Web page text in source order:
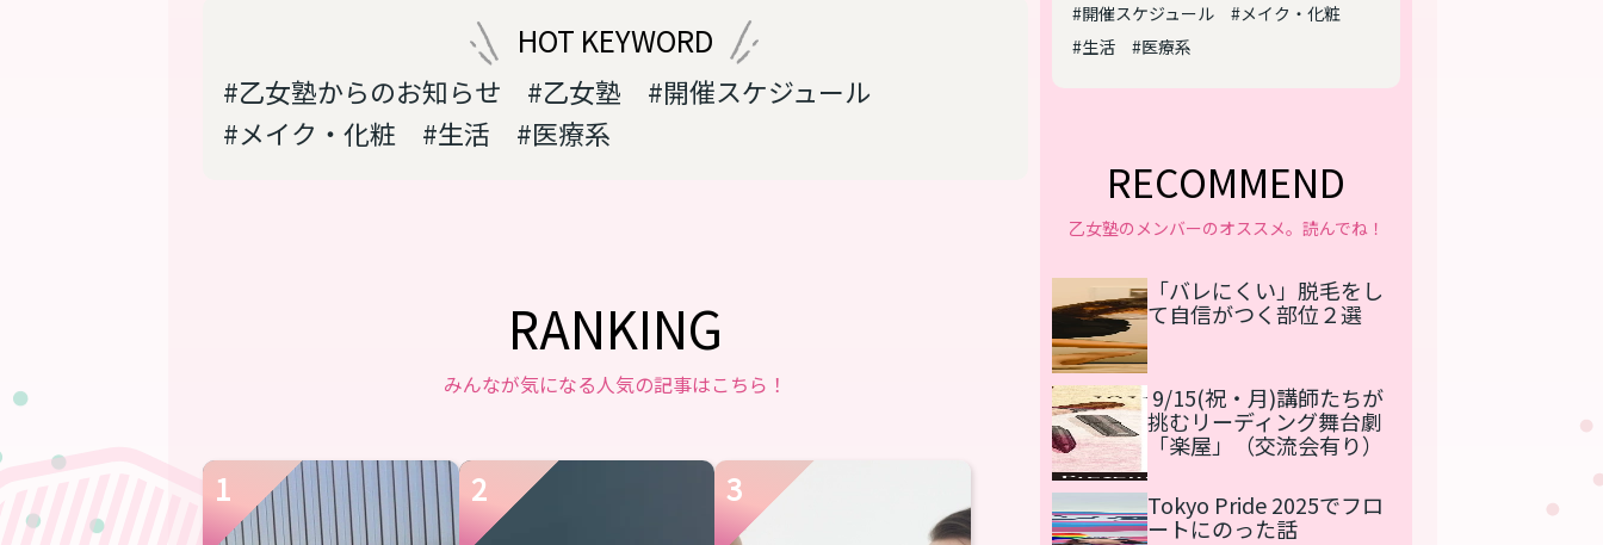
HOT KEYWORD
#乙女塾からのお知らせ #乙女塾
#開催スケジュール
#メイク・化粧
#生活 #医療系
RANKING
みんなが気になる人気の記事はこちら！
1 2 3
#開催スケジュール
#メイク・化粧
#生活
#医療系
RECOMMEND
乙女塾のメンバーのオススメ。読んでね！
「バレにくい」脱毛をし
て自信がつく部位２選
9/15(祝・月)講師たちが
挑むリーディング舞台劇
「楽屋」（交流会有り）
Tokyo Pride 2025でフロ
ートにのった話